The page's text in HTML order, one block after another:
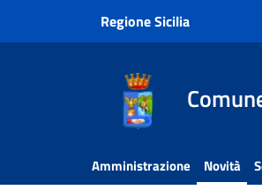
Regione Sicilia
Amministrazione Novità